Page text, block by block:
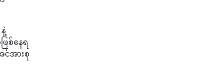
စ်နေရ
အားစု